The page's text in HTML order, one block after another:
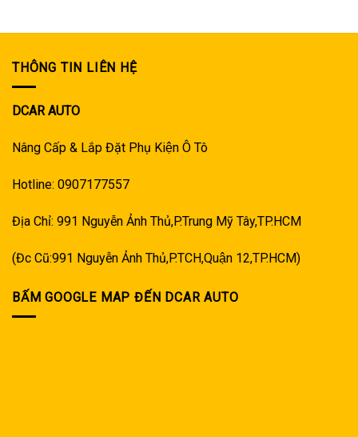
THÔNG TIN LIÊN HỆ
DCAR AUTO
Nâng Cấp & Lắp Đặt Phụ Kiện Ô Tô
Hotline: 0907177557
Địa Chỉ: 991 Nguyễn Ảnh Thủ,P.Trung Mỹ Tây,TP.HCM
(Đc Cũ:991 Nguyễn Ảnh Thủ,P.TCH,Quận 12,TP.HCM)
BẤM GOOGLE MAP ĐẾN DCAR AUTO